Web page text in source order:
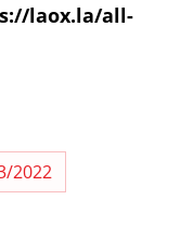
laox.la/all-
2022